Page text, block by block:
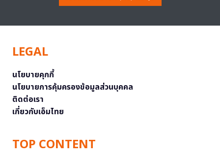
LEGAL
นโยบายคุกกี้
นโยบายการคุ้มครองข้อมูลส่วนบุคคล
ติดต่อเรา
เกี่ยวกับเอ็มไทย
TOP CONTENT